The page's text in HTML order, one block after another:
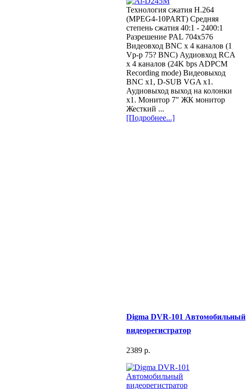
Технология сжатия H.264
(MPEG4-10PART) Средняя
степень сжатия 40:1 - 2400:1
Разрешение PAL 704x576
Видеовход BNC x 4 каналов (1
Vp-p 75? BNC) Аудиовход RCA
x 4 каналов (24K bps ADPCM
Recording mode) Видеовыход
BNC x1, D-SUB VGA x1.
Аудиовыход выход на колонки
x1. Монитор 7" ЖК монитор
Жесткий ...
[Подробнее...]
Digma DVR-101 Автомобильный
видеорегистратор
2389 p.